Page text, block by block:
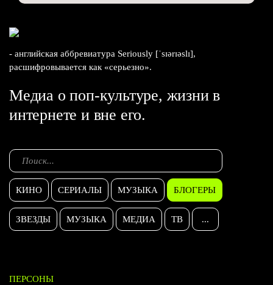
- английская аббревиатура Seriously [ˈsɪərɪəslɪ],
расшифровывается как «серьезно».
Медиа о поп-культуре, жизни в
интернете и вне его.
КИНО СЕРИАЛЫ МУЗЫКА БЛОГЕРЫ
ЗВЕЗДЫ МУЗЫКА МЕДИА ТВ ...
ПЕРСОНЫ